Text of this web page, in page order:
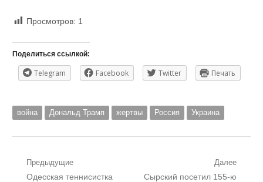
Просмотров: 1
Поделиться ссылкой:
Telegram Facebook Twitter Печать
война Дональд Трамп жертвы Россия Украина
Навигация
Предыдущие
Предыдущий
Одесская теннисистка
Далее
Следующий
Сырский посетил 155-ю